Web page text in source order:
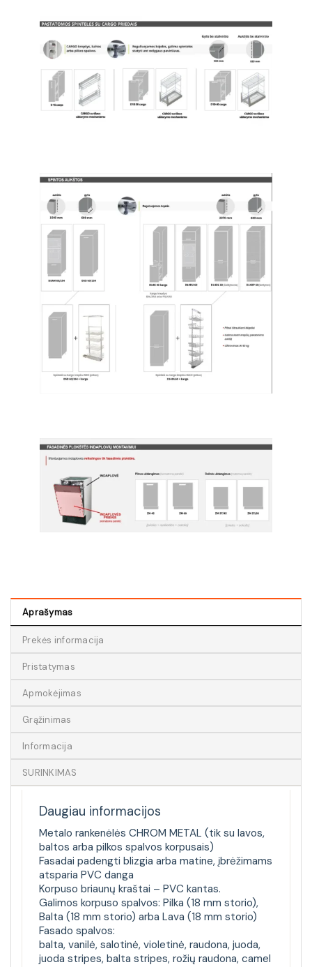
Aprašymas
Prekės informacija
Pristatymas
Apmokėjimas
Grąžinimas
Informacija
SURINKIMAS
Daugiau informacijos
Metalo rankenėlės CHROM METAL (tik su lavos,
baltos arba pilkos spalvos korpusais)
Fasadai padengti blizgia arba matine, įbrėžimams
atsparia PVC danga
Korpuso briaunų kraštai – PVC kantas.
Galimos korpuso spalvos: Pilka (18 mm storio),
Balta (18 mm storio) arba Lava (18 mm storio)
Fasado spalvos:
balta, vanilė, salotinė, violetinė, raudona, juoda,
juoda stripes, balta stripes, rožių raudona, camel